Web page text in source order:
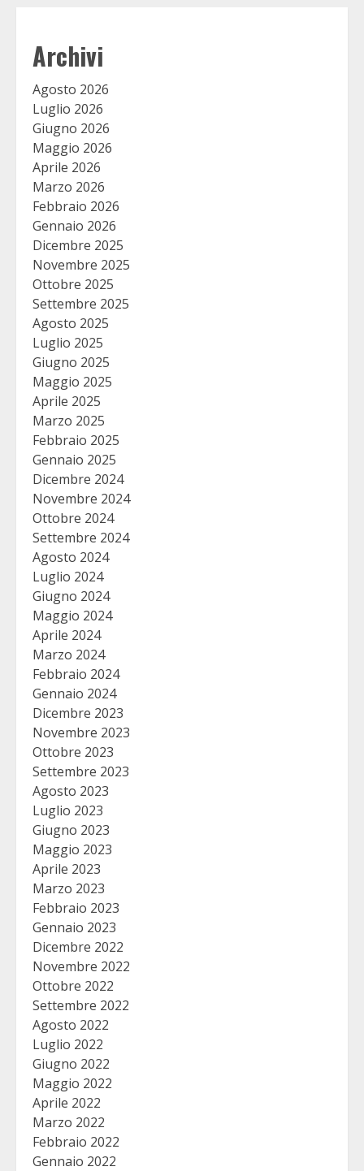
Archivi
Agosto 2026
Luglio 2026
Giugno 2026
Maggio 2026
Aprile 2026
Marzo 2026
Febbraio 2026
Gennaio 2026
Dicembre 2025
Novembre 2025
Ottobre 2025
Settembre 2025
Agosto 2025
Luglio 2025
Giugno 2025
Maggio 2025
Aprile 2025
Marzo 2025
Febbraio 2025
Gennaio 2025
Dicembre 2024
Novembre 2024
Ottobre 2024
Settembre 2024
Agosto 2024
Luglio 2024
Giugno 2024
Maggio 2024
Aprile 2024
Marzo 2024
Febbraio 2024
Gennaio 2024
Dicembre 2023
Novembre 2023
Ottobre 2023
Settembre 2023
Agosto 2023
Luglio 2023
Giugno 2023
Maggio 2023
Aprile 2023
Marzo 2023
Febbraio 2023
Gennaio 2023
Dicembre 2022
Novembre 2022
Ottobre 2022
Settembre 2022
Agosto 2022
Luglio 2022
Giugno 2022
Maggio 2022
Aprile 2022
Marzo 2022
Febbraio 2022
Gennaio 2022